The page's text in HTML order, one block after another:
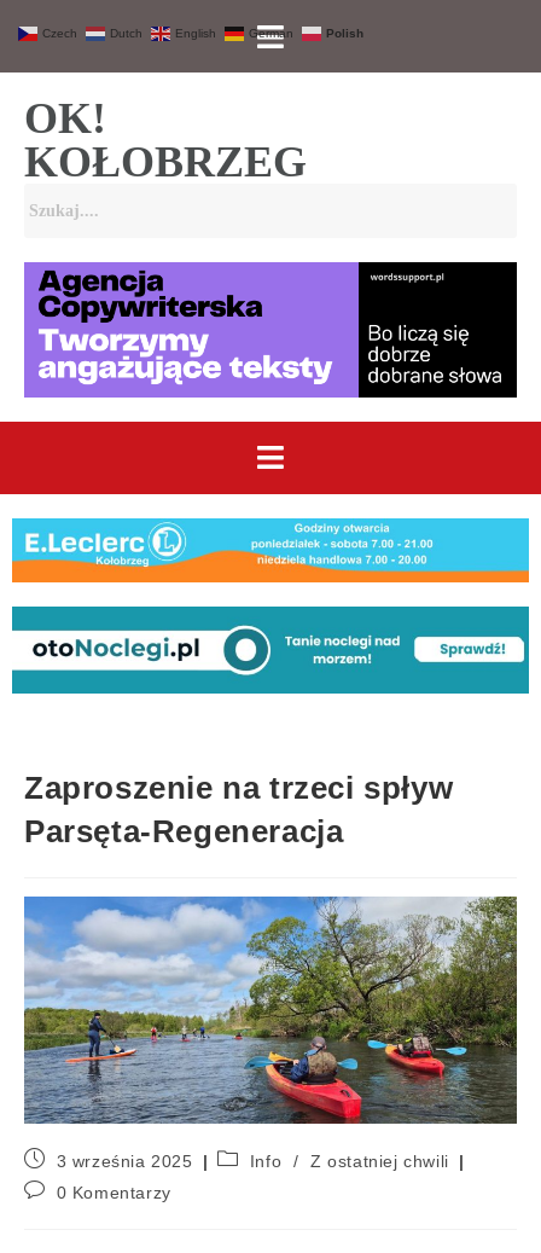
OK!
KOŁOBRZEG
Zaproszenie na trzeci spływ
Parsęta-Regeneracja
3 września 2025 Info /
Z ostatniej chwili
0 Komentarzy
Czech Dutch English German Polish